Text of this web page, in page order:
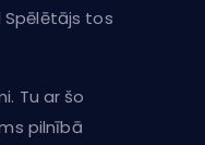
tos
Tu ar šo
pilnībā